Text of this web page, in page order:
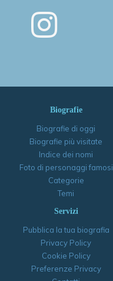
Biografie
Biografie di oggi
Biografie più visitate
Indice dei nomi
Foto di personaggi famosi
Categorie
Temi
Servizi
Pubblica la tua biografia
Privacy Policy
Cookie Policy
Preferenze Privacy